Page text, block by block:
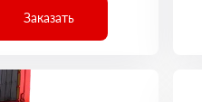
Заказать